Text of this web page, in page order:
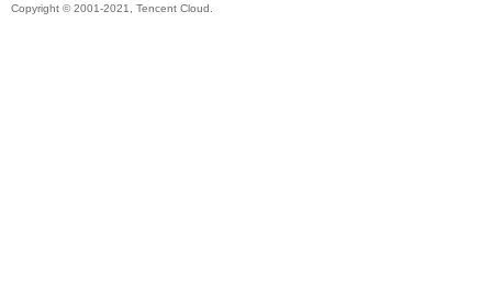
Copyright © 2001-2021, Tencent Cloud.